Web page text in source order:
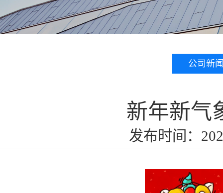
公司新
新年新气
发布时间：